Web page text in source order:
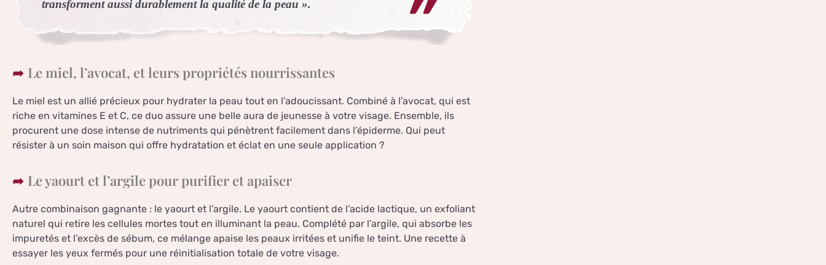
transforment aussi durablement la qualité de la peau ».
Le miel, l’avocat, et leurs propriétés nourrissantes
Le miel est un allié précieux pour hydrater la peau tout en l’adoucissant. Combiné à l’avocat, qui est
riche en vitamines E et C, ce duo assure une belle aura de jeunesse à votre visage. Ensemble, ils
procurent une dose intense de nutriments qui pénètrent facilement dans l’épiderme. Qui peut
résister à un soin maison qui offre hydratation et éclat en une seule application ?
Le yaourt et l’argile pour purifier et apaiser
Autre combinaison gagnante : le yaourt et l’argile. Le yaourt contient de l’acide lactique, un exfoliant
naturel qui retire les cellules mortes tout en illuminant la peau. Complété par l’argile, qui absorbe les
impuretés et l’excès de sébum, ce mélange apaise les peaux irritées et unifie le teint. Une recette à
essayer les yeux fermés pour une réinitialisation totale de votre visage.